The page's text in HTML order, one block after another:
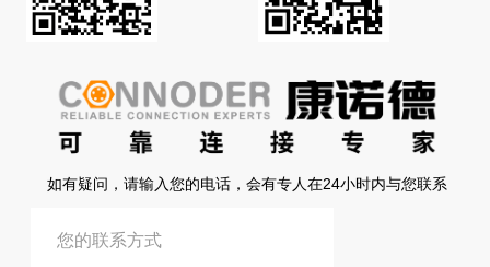
如有疑问，请输入您的电话，会有专人在24小时内与您联系